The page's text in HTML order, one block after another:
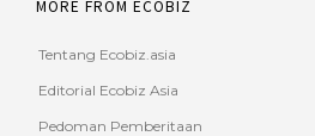
MORE FROM ECOBIZ
Tentang Ecobiz.asia
Editorial Ecobiz Asia
Pedoman Pemberitaan